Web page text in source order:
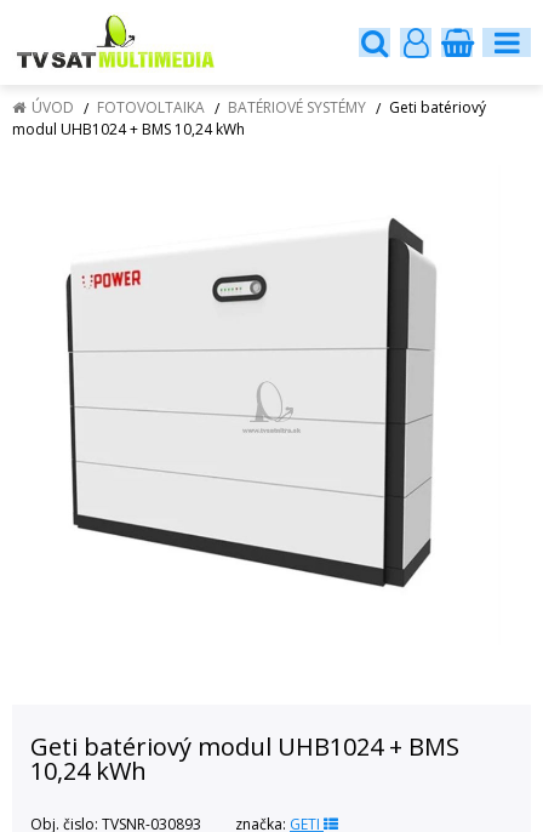
ÚVOD FOTOVOLTAIKA BATÉRIOVÉ SYSTÉMY
Geti batériový
modul UHB1024 + BMS 10,24 kWh
Geti batériový modul UHB1024 + BMS
10,24 kWh
Obj. čislo: TVSNR-030893 značka: GETI